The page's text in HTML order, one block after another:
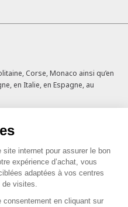
internet pour assurer le bon
expérience d’achat, vous
adaptées à vos centres
de visites.
consentement en cliquant sur
Corse, Monaco ainsi qu’en
en Italie, en Espagne, au